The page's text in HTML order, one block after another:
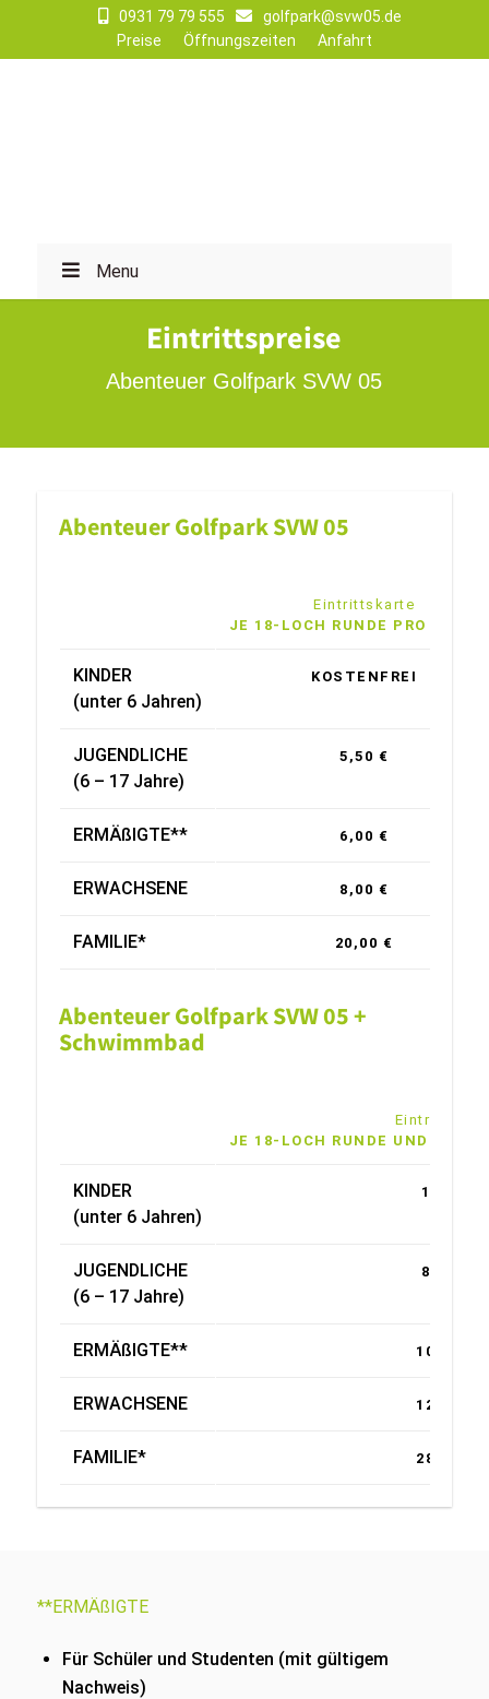
0931 79 79 555
golfpark@svw05.de
Preise
Öffnungszeiten Anfahrt
Menu
Eintrittspreise
Abenteuer Golfpark SVW 05
Abenteuer Golfpark SVW 05
Eintrittskarte
JE 18-LOCH RUNDE PRO
KINDER
(unter 6 Jahren)
KOSTENFREI
JUGENDLICHE
(6 – 17 Jahre)
5,50 €
ERMÄßIGTE** 6,00 €
ERWACHSENE 8,00 €
FAMILIE* 20,00 €
Abenteuer Golfpark SVW 05 +
Schwimmbad
JE 18-LOCH RUNDE UND
KINDER
(unter 6 Jahren)
1,00 €
JUGENDLICHE
(6 – 17 Jahre)
8,00 €
ERMÄßIGTE** 10,00 €
ERWACHSENE 12,00 €
FAMILIE* 28,00 €
**ERMÄßIGTE
Für Schüler und Studenten (mit gültigem
Nachweis)